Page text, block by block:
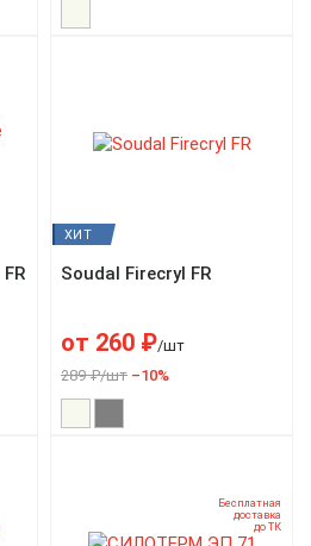
ХИТ
Soudal Firecryl FR
от 260 ₽/шт
289 ₽/шт –10%
Бесплатная
доставка
до ТК